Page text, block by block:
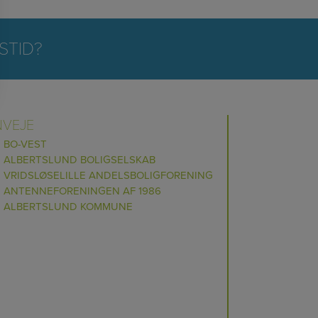
BO-VEST
ALBERTSLUND BOLIGSELSKAB
VRIDSLØSELILLE ANDELSBOLIGFORENING
ANTENNEFORENINGEN AF 1986
ALBERTSLUND KOMMUNE